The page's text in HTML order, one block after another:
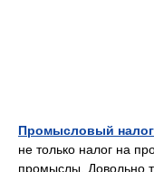
Промысловый налог
не только налог на
промыслы. Довольно